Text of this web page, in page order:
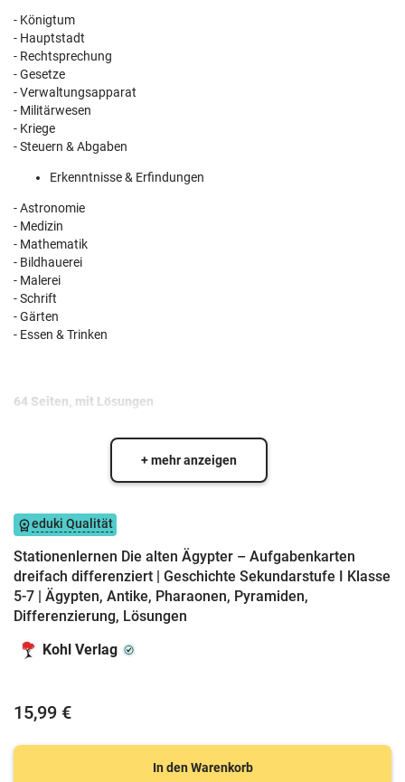
- Königtum
- Hauptstadt
- Rechtsprechung
- Gesetze
- Verwaltungsapparat
- Militärwesen
- Kriege
- Steuern & Abgaben
Erkenntnisse & Erfindungen
- Astronomie
- Medizin
- Mathematik
- Bildhauerei
- Malerei
- Schrift
- Gärten
- Essen & Trinken
64 Seiten, mit Lösungen
+ mehr anzeigen
eduki Qualität
Stationenlernen Die alten Ägypter – Aufgabenkarten
dreifach differenziert | Geschichte Sekundarstufe I Klasse
5-7 | Ägypten, Antike, Pharaonen, Pyramiden,
Differenzierung, Lösungen
Kohl Verlag
15,99 €
In den Warenkorb